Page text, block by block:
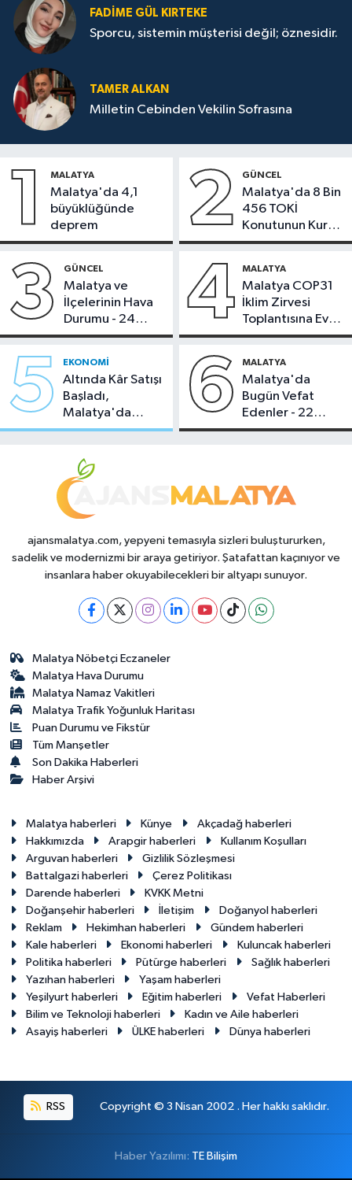
FADIME GÜL KIRTEKE
Sporcu, sistemin müşterisi değil; öznesidir.
TAMER ALKAN
Milletin Cebinden Vekilin Sofrasına
1 MALATYA
Malatya'da 4,1
büyüklüğünde
deprem
2 GÜNCEL
Malatya'da 8 Bin
456 TOKİ
Konutunun Kurası
Bugün Çekiliyor
3 GÜNCEL
Malatya ve
İlçelerinin Hava
Durumu - 24
Temmuz 2026
4 MALATYA
Malatya COP31
İklim Zirvesi
Toplantısına Ev
Sahipliği Yaptı
5 EKONOMI
Altında Kâr Satışı
Başladı,
Malatya'da
Makas Ne
6 MALATYA
Malatya'da
Bugün Vefat
Edenler - 22
Temmuz 2026
ajansmalatya.com, yepyeni temasıyla sizleri buluştururken,
sadelik ve modernizmi bir araya getiriyor. Şatafattan kaçınıyor ve
insanlara haber okuyabilecekleri bir altyapı sunuyor.
Malatya Nöbetçi Eczaneler
Malatya Hava Durumu
Malatya Namaz Vakitleri
Malatya Trafik Yoğunluk Haritası
Puan Durumu ve Fikstür
Tüm Manşetler
Son Dakika Haberleri
Haber Arşivi
Malatya haberleri Künye
Akçadağ haberleri
Hakkımızda
Arapgir haberleri
Kullanım Koşulları
Arguvan haberleri
Gizlilik Sözleşmesi
Battalgazi haberleri
Çerez Politikası
Darende haberleri
KVKK Metni
Doğanşehir haberleri
İletişim
Doğanyol haberleri
Reklam
Hekimhan haberleri
Gündem haberleri
Kale haberleri
Ekonomi haberleri
Kuluncak haberleri
Politika haberleri
Pütürge haberleri
Sağlık haberleri
Yazıhan haberleri
Yaşam haberleri
Yeşilyurt haberleri
Eğitim haberleri
Vefat Haberleri
Bilim ve Teknoloji haberleri
Kadın ve Aile haberleri
Asayiş haberleri
ÜLKE haberleri Dünya haberleri
RSS Copyright © 3 Nisan 2002 . Her hakkı saklıdır.
Haber Yazılımı: TE Bilişim